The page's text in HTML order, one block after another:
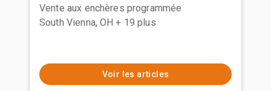
Vente aux enchères programmée
South Vienna, OH + 19 plus
Voir les articles